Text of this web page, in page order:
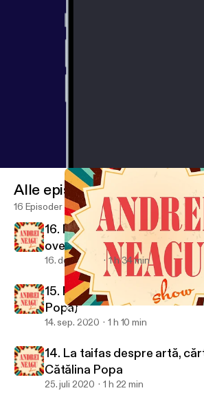
15. Eu cu cine votez? (w/ Eduard
Andrei Neagu Show
Alle episoder
16 Episoder
16. Muzică, tendințe și cum
over de top [cu Andreea
16. des. 2020 1 h 34 min
15. Eu cu cine votez? (w/
Popa)
14. sep. 2020 1 h 10 min
14. La taifas despre artă,
Cătălina Popa
25. juli 2020 1 h 22 min